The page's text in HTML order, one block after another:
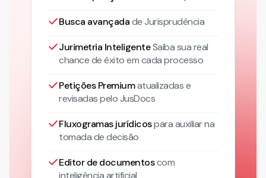
Busca avançadade Jurisprudência
Jurimetria InteligenteSaiba sua real
chance de êxito em cada processo
Petições Premiumatualizadase
revisadas pelo JusDocs
Fluxogramas jurídicospara auxiliar na
tomada de decisão
Editor de documentoscom
inteligência artificial